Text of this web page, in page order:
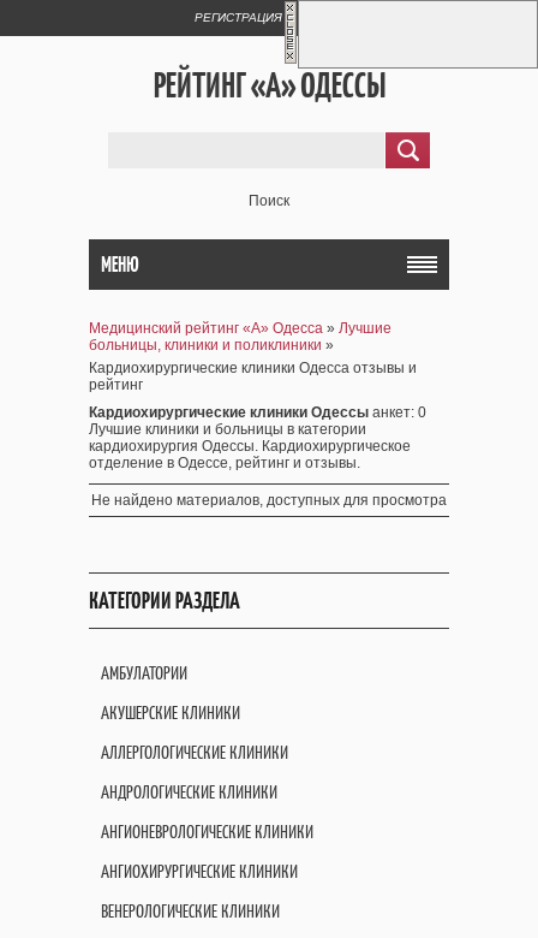
РЕГИСТРАЦИЯ
РЕЙТИНГ «А» ОДЕССЫ
Поиск
МЕНЮ
Медицинский рейтинг «А» Одесса » Лучшие
больницы, клиники и поликлиники »
Кардиохирургические клиники Одесса отзывы и
рейтинг
Кардиохирургические клиники Одессы анкет: 0
Лучшие клиники и больницы в категории
кардиохирургия Одессы. Кардиохирургическое
отделение в Одессе, рейтинг и отзывы.
Не найдено материалов, доступных для просмотра
КАТЕГОРИИ РАЗДЕЛА
АМБУЛАТОРИИ
АКУШЕРСКИЕ КЛИНИКИ
АЛЛЕРГОЛОГИЧЕСКИЕ КЛИНИКИ
АНДРОЛОГИЧЕСКИЕ КЛИНИКИ
АНГИОНЕВРОЛОГИЧЕСКИЕ КЛИНИКИ
АНГИОХИРУРГИЧЕСКИЕ КЛИНИКИ
ВЕНЕРОЛОГИЧЕСКИЕ КЛИНИКИ